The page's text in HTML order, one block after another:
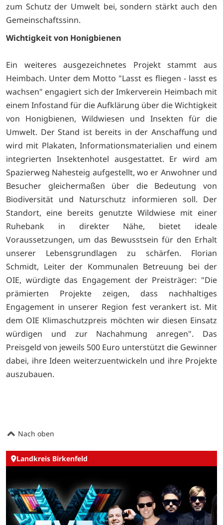
zum Schutz der Umwelt bei, sondern stärkt auch den
Gemeinschaftssinn.
Wichtigkeit von Honigbienen
Ein weiteres ausgezeichnetes Projekt stammt aus
Heimbach. Unter dem Motto "Lasst es fliegen - lasst es
wachsen" engagiert sich der Imkerverein Heimbach mit
einem Infostand für die Aufklärung über die Wichtigkeit
von Honigbienen, Wildwiesen und Insekten für die
Umwelt. Der Stand ist bereits in der Anschaffung und
wird mit Plakaten, Informationsmaterialien und einem
integrierten Insektenhotel ausgestattet. Er wird am
Spazierweg Nahesteig aufgestellt, wo er Anwohner und
Besucher gleichermaßen über die Bedeutung von
Biodiversität und Naturschutz informieren soll. Der
Standort, eine bereits genutzte Wildwiese mit einer
Ruhebank in direkter Nähe, bietet ideale
Voraussetzungen, um das Bewusstsein für den Erhalt
unserer Lebensgrundlagen zu schärfen. Florian
Schmidt, Leiter der Kommunalen Betreuung bei der
OIE, würdigte das Engagement der Preisträger: "Die
prämierten Projekte zeigen, dass nachhaltiges
Engagement in unserer Region fest verankert ist. Mit
dem OIE Klimaschutzpreis möchten wir diesen Einsatz
würdigen und zur Nachahmung anregen". Das
Preisgeld von jeweils 500 Euro unterstützt die Gewinner
dabei, ihre Ideen weiterzuentwickeln und ihre Projekte
auszubauen.
Nach oben
Landkreis Birkenfeld